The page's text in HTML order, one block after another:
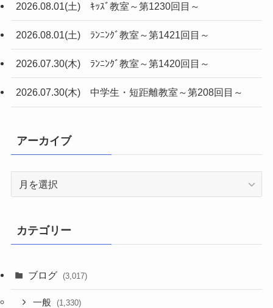
2026.08.01(土) ｷｯｽﾞ教室～第1230回目～
2026.08.01(土) ﾗﾝﾆﾝｸﾞ教室～第1421回目～
2026.07.30(木) ﾗﾝﾆﾝｸﾞ教室～第1420回目～
2026.07.30(木) 中学生・短距離教室～第208回目～
アーカイブ
ブ
カテゴリー
ブログ (3,017)
一般 (1,330)